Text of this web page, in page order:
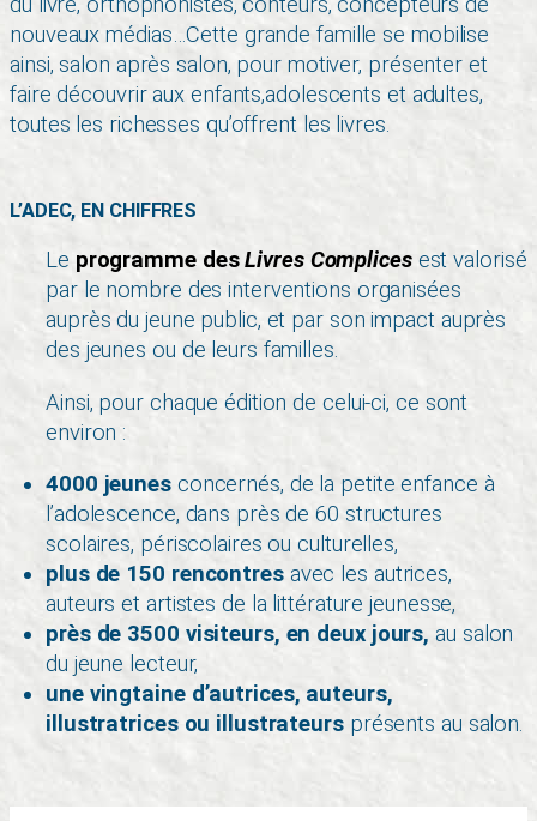
nouveaux médias…Cette grande famille se mobilise
ainsi, salon après salon, pour motiver, présenter et
faire découvrir aux enfants,adolescents et adultes,
toutes les richesses qu’offrent les livres.
L’ADEC, EN CHIFFRES
Le programme desLivres Complices est valorisé
par le nombre des interventions organisées
auprès du jeune public, et par son impact auprès
des jeunes ou de leurs familles.
Ainsi, pour chaque édition de celui-ci, ce sont
environ :
4000 jeunes concernés, de la petite enfance à
l’adolescence, dans près de 60 structures
scolaires, périscolaires ou culturelles,
plus de 150 rencontresavec les autrices,
auteurs et artistes de la littérature jeunesse,
près de 3500 visiteurs, en deux jours,au salon
du jeune lecteur,
une vingtaine d’autrices, auteurs,
illustratrices ou illustrateurs présents au salon.